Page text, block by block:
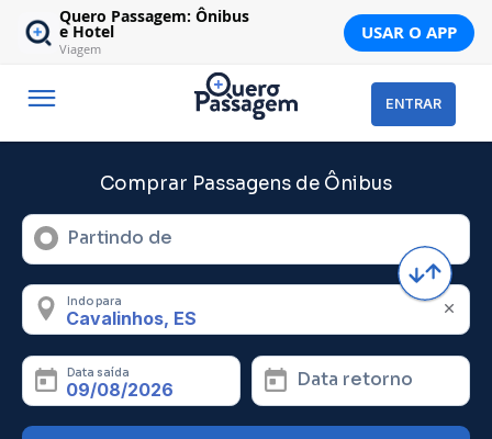
Quero Passagem: Ônibus
e Hotel
Viagem
USAR O APP
ENTRAR
Comprar Passagens de Ônibus
Partindo de
Indo para
Data saída Data retorno